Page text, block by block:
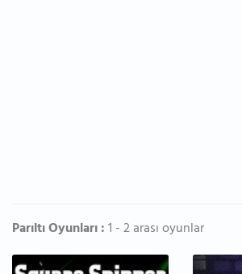
Parıltı Oyunları :1 - 2 arası oyunlar